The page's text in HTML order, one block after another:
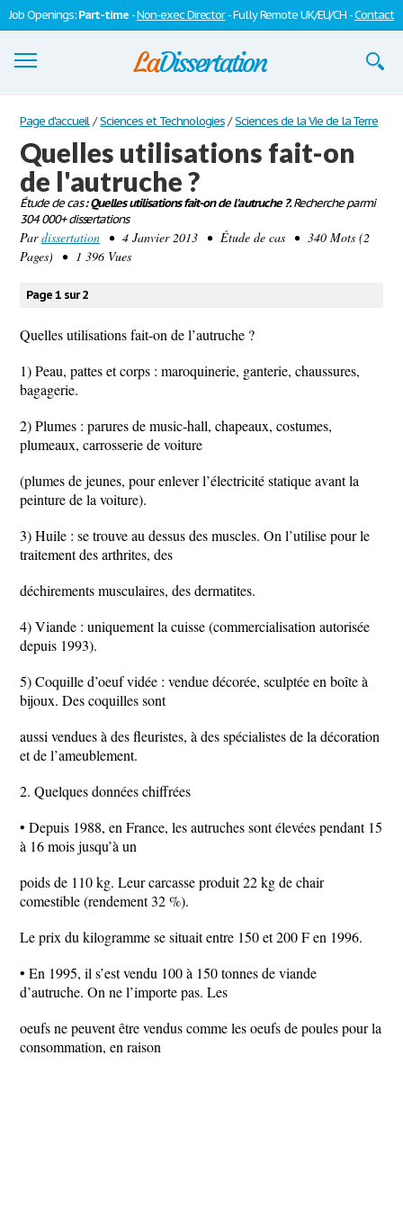
Job Openings:Part-time -Non-exec Director- Fully Remote UK/EU/CH -Contact
Dissertations
S'inscrire
Se connecter
Contactez-nous
Page d'accueil / Sciences et Technologies / Sciences de la Vie de la Terre
Quelles utilisations fait-on
de l'autruche ?
Étude de cas: Quelles utilisations fait-on de l'autruche ?.Recherche parmi
304 000+ dissertations
Pardissertation • 4 Janvier 2013 • Étude de cas • 340 Mots (2
Pages) • 1 396 Vues
Page 1 sur 2
Quelles utilisations fait-on de l’autruche ?
1) Peau, pattes et corps : maroquinerie, ganterie, chaussures,
bagagerie.
2) Plumes : parures de music-hall, chapeaux, costumes,
plumeaux, carrosserie de voiture
(plumes de jeunes, pour enlever l’électricité statique avant la
peinture de la voiture).
3) Huile : se trouve au dessus des muscles. On l’utilise pour le
traitement des arthrites, des
déchirements musculaires, des dermatites.
4) Viande : uniquement la cuisse (commercialisation autorisée
depuis 1993).
5) Coquille d’oeuf vidée : vendue décorée, sculptée en boîte à
bijoux. Des coquilles sont
aussi vendues à des fleuristes, à des spécialistes de la décoration
et de l’ameublement.
2. Quelques données chiffrées
• Depuis 1988, en France, les autruches sont élevées pendant 15
à 16 mois jusqu’à un
poids de 110 kg. Leur carcasse produit 22 kg de chair
comestible (rendement 32 %).
Le prix du kilogramme se situait entre 150 et 200 F en 1996.
• En 1995, il s’est vendu 100 à 150 tonnes de viande
d’autruche. On ne l’importe pas. Les
oeufs ne peuvent être vendus comme les oeufs de poules pour la
consommation, en raison